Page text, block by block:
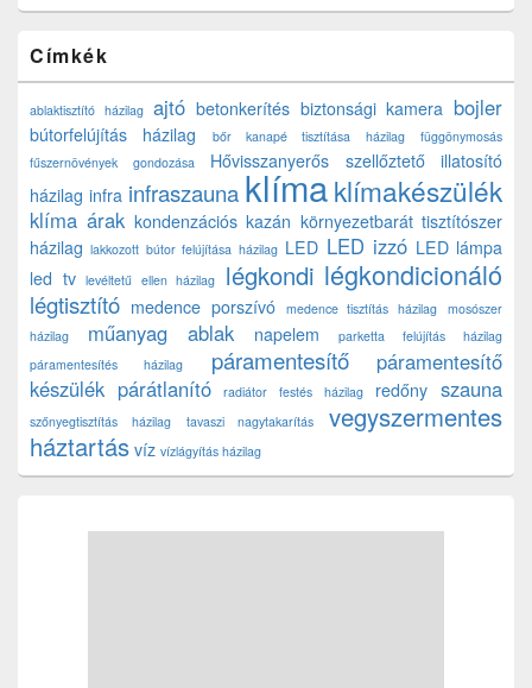
Címkék
ablaktisztító házilag ajtó betonkerítés biztonsági kamera bojler
bútorfelújítás házilag bőr kanapé tisztítása házilag
függönymosás
fűszernövények gondozása
Hővisszanyerős szellőztető
illatosító
házilag infra infraszauna klímaklímakészülék
klíma árak kondenzációs kazán környezetbarát tisztítószer
házilag lakkozott bútor felújítása házilag LED LED izzó LED lámpa
led tv levéltetű ellen házilag légkondi légkondicionáló
légtisztító medence porszívó medence tisztítás házilag
mosószer
házilag
műanyag ablak napelem
parketta felújítás házilag
páramentesítés házilag
páramentesítő
páramentesítő
készülék párátlanító radiátor festés házilag redőny szauna
szőnyegtisztítás házilag tavaszi nagytakarítás
vegyszermentes
háztartás víz vízlágyítás házilag